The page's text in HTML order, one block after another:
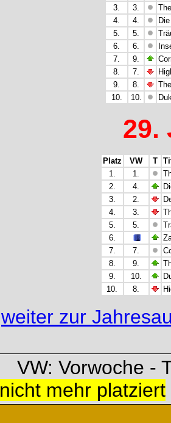
3.
3.
4.
4.
5.
5.
6.
6.
7.
9.
8.
7.
9.
8.
10.
10.
29.
Platz VW T
1.
1.
2.
4.
3.
2.
4.
3.
5.
5.
6.
7.
7.
8.
9.
9.
10.
10.
8.
weiter zur
VW: Vorwoche -
nicht mehr platziert